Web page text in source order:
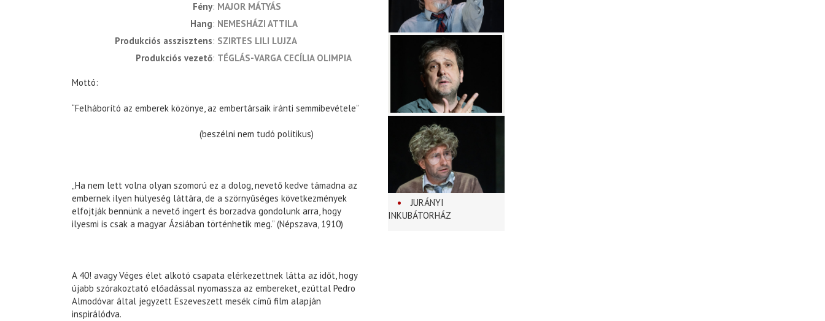
fény MAJOR MÁTYÁS
hang NEMESHÁZI ATTILA
produkciós asszisztens SZIRTES LILI LUJZA
produkciós vezető TÉGLÁS-VARGA CECÍLIA OLIMPIA
Mottó:
“Felháborító az emberek közönye, az embertársaik iránti semmibevétele”
(beszélni nem tudó politikus)
„Ha nem lett volna olyan szomorú ez a dolog, nevető kedve támadna az
embernek ilyen hülyeség láttára, de a szörnyűséges következmények
elfojtják bennünk a nevető ingert és borzadva gondolunk arra, hogy
ilyesmi is csak a magyar Ázsiában történhetik meg.” (Népszava, 1910)
A 40! avagy Véges élet alkotó csapata elérkezettnek látta az időt, hogy
újabb szórakoztató előadással nyomassza az embereket, ezúttal Pedro
Almodóvar által jegyzett Eszeveszett mesék című film alapján
inspirálódva.
JURÁNYI
INKUBÁTORHÁZ